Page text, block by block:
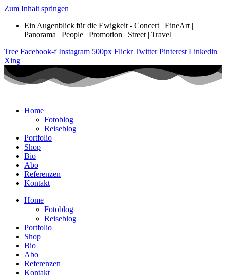
Zum Inhalt springen
Ein Augenblick für die Ewigkeit - Concert | FineArt |
Panorama | People | Promotion | Street | Travel
Tree Facebook-f Instagram 500px Flickr Twitter Pinterest Linkedin
Xing
Home
Fotoblog
Reiseblog
Portfolio
Shop
Bio
Abo
Referenzen
Kontakt
Home
Fotoblog
Reiseblog
Portfolio
Shop
Bio
Abo
Referenzen
Kontakt